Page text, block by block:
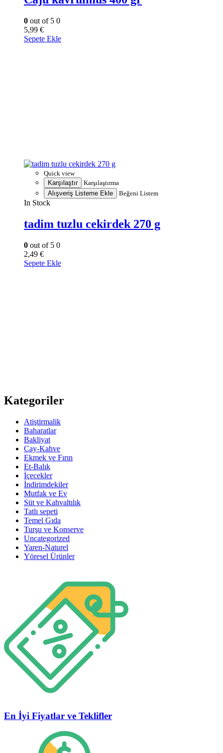
0 out of 5 0
5,99 €
Sepete Ekle
Quick view
Karşılaştır
Karşılaştırma
Alışveriş Listeme Ekle
Beğeni Listem
In Stock
tadim tuzlu cekirdek 270 g
0 out of 5 0
2,49 €
Sepete Ekle
Kategoriler
Atiştirmalik
Baharatlar
Bakliyat
Çay-Kahve
Ekmek ve Fırın
Et-Balık
İçecekler
İndirimdekiler
Mutfak ve Ev
Süt ve Kahvaltılık
Tatlı sepeti
Temel Gıda
Turşu ve Konserve
Uncategorized
Yaren-Naturel
Yöresel Ürünler
En İyi Fiyatlar ve Teklifler